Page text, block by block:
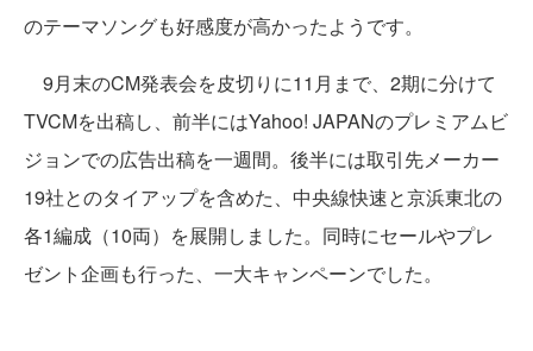
のテーマソングも好感度が高かったようです。
9月末のCM発表会を皮切りに11月まで、2期に分けて
TVCMを出稿し、前半にはYahoo! JAPANのプレミアムビ
ジョンでの広告出稿を一週間。後半には取引先メーカー
19社とのタイアップを含めた、中央線快速と京浜東北の
各1編成（10両）を展開しました。同時にセールやプレ
ゼント企画も行った、一大キャンペーンでした。